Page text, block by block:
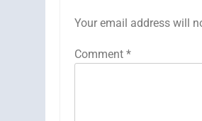
Your email address will
Comment *